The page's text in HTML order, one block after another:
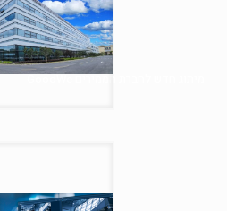
מיתוג חדש לחברת הממירים GoodWe